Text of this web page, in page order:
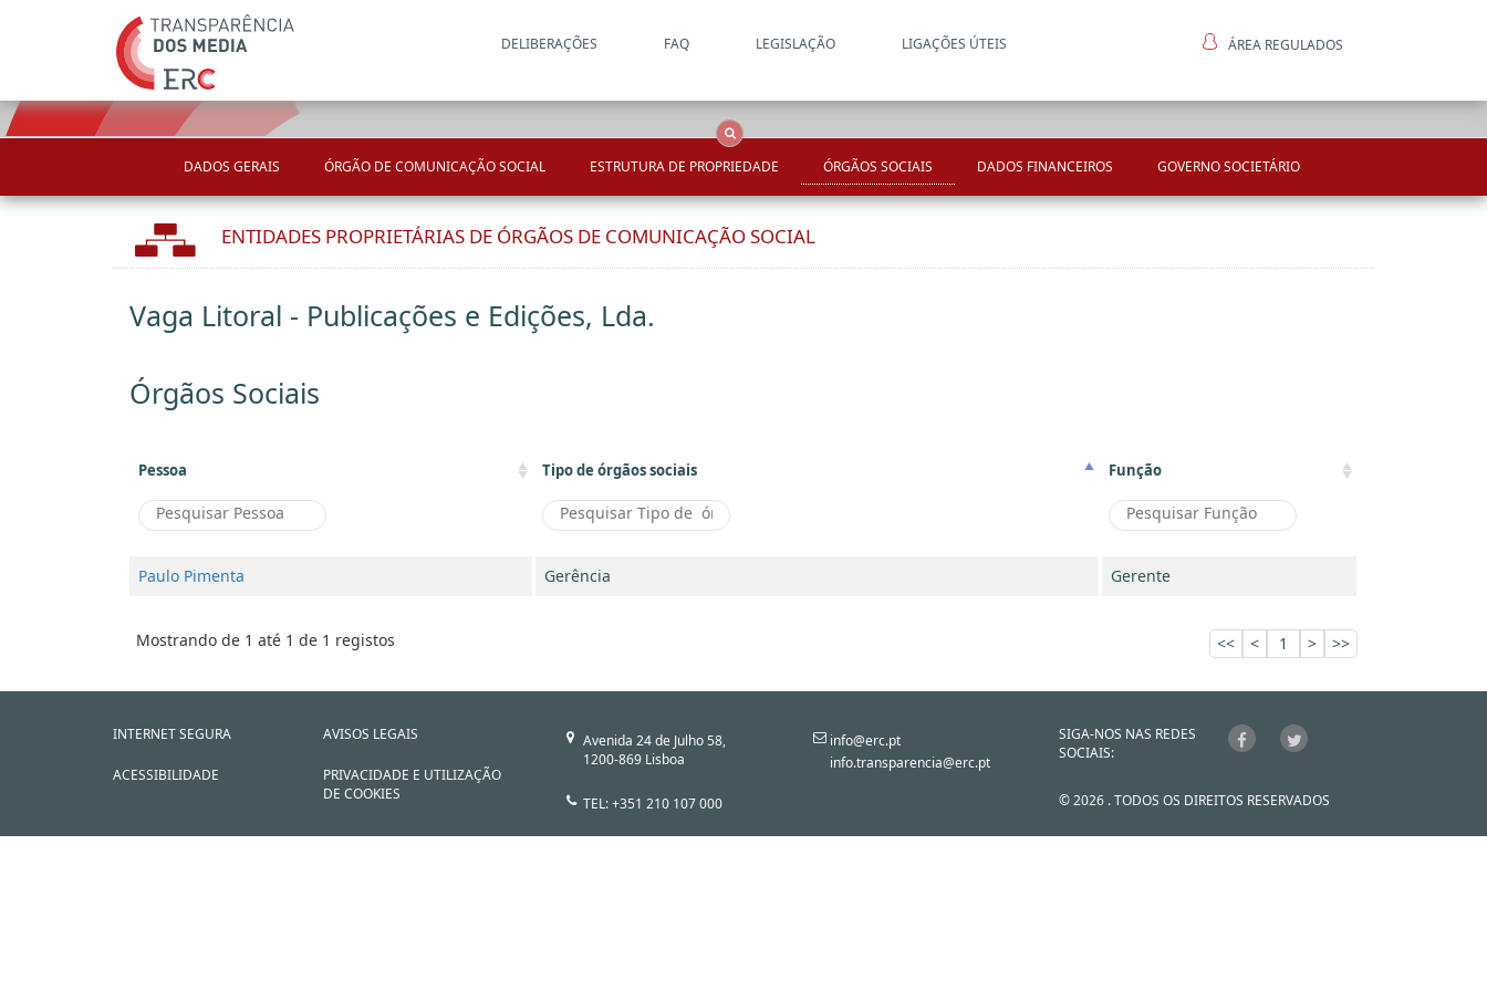
DELIBERAÇÕES FAQ LEGISLAÇÃO LIGAÇÕES ÚTEIS ÁREA REGULADOS
DADOS GERAIS ÓRGÃO DE COMUNICAÇÃO SOCIAL ESTRUTURA DE PROPRIEDADE ÓRGÃOS SOCIAIS DADOS FINANCEIROS GOVERNO SOCIETÁRIO
ENTIDADES PROPRIETÁRIAS DE ÓRGÃOS DE COMUNICAÇÃO SOCIAL
Vaga Litoral - Publicações e Edições, Lda.
Órgãos Sociais
Pessoa Tipo de órgãos sociais Função
Paulo Pimenta Gerência Gerente
Mostrando de 1 até 1 de 1 registos << < 1 > >>
INTERNET SEGURA
ACESSIBILIDADE
AVISOS LEGAIS
PRIVACIDADE E UTILIZAÇÃO
DE COOKIES
Avenida 24 de Julho 58,
1200-869 Lisboa
TEL: +351 210 107 000
info@erc.pt
info.transparencia@erc.pt
SIGA-NOS NAS REDES
SOCIAIS:
© 2026 . TODOS OS DIREITOS RESERVADOS